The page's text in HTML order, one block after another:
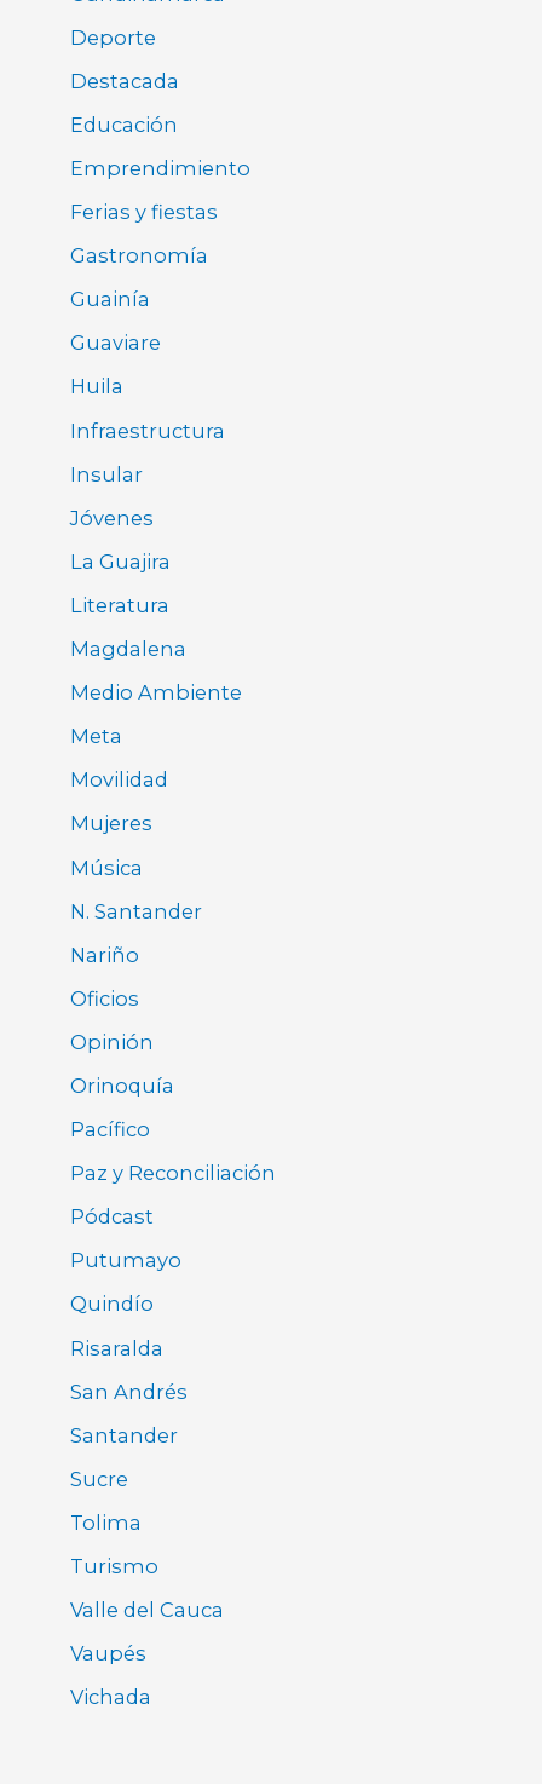
Deporte
Destacada
Educación
Emprendimiento
Ferias y fiestas
Gastronomía
Guainía
Guaviare
Huila
Infraestructura
Insular
Jóvenes
La Guajira
Literatura
Magdalena
Medio Ambiente
Meta
Movilidad
Mujeres
Música
N. Santander
Nariño
Oficios
Opinión
Orinoquía
Pacífico
Paz y Reconciliación
Pódcast
Putumayo
Quindío
Risaralda
San Andrés
Santander
Sucre
Tolima
Turismo
Valle del Cauca
Vaupés
Vichada